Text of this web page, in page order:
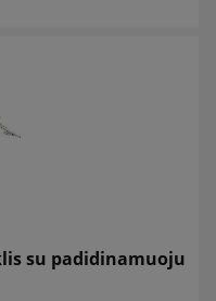
su padidinamuoju